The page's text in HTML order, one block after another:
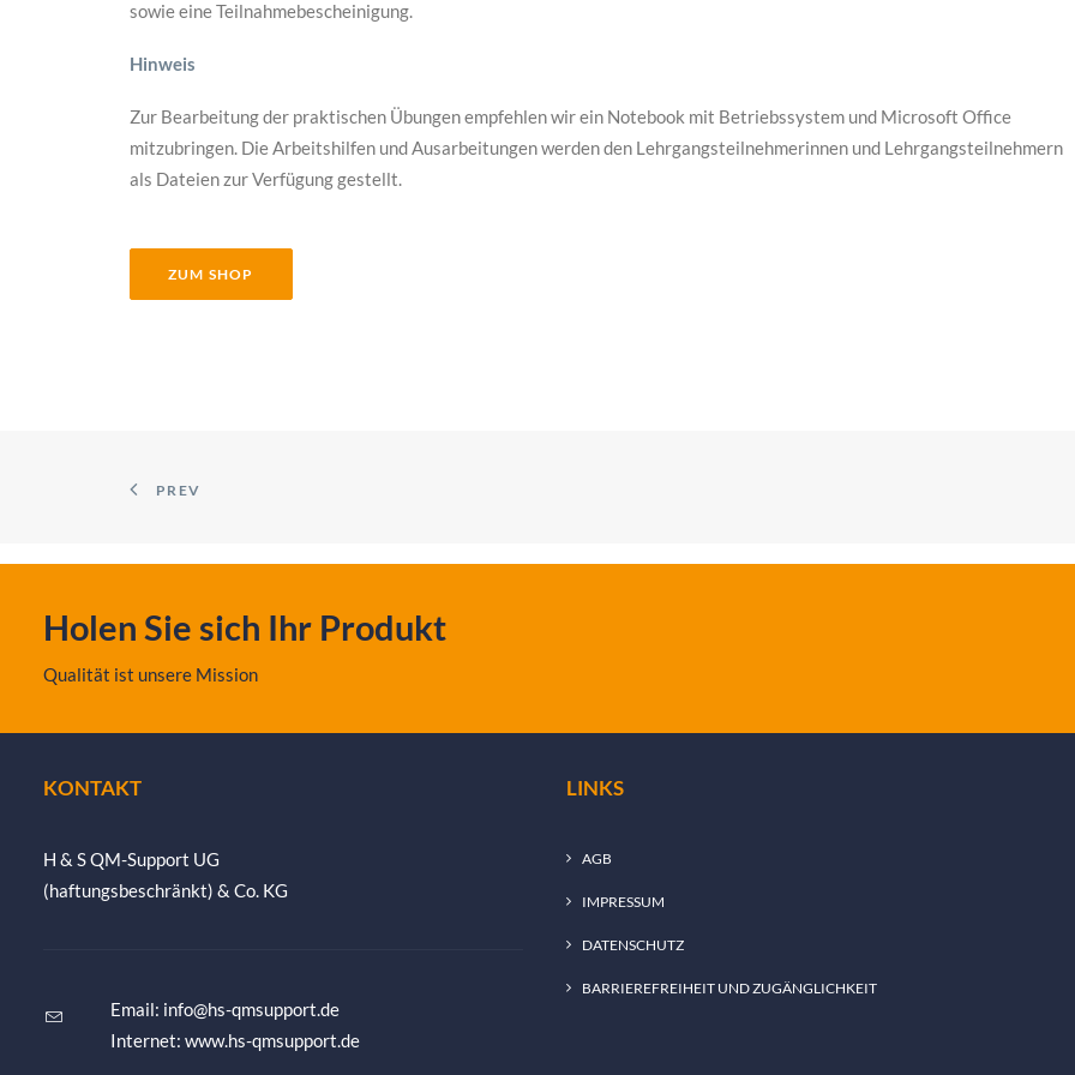
sowie eine Teilnahmebescheinigung.
Hinweis
Zur Bearbeitung der praktischen Übungen empfehlen wir ein Notebook mit Betriebssystem und Microsoft Office
mitzubringen. Die Arbeitshilfen und Ausarbeitungen werden den Lehrgangsteilnehmerinnen und Lehrgangsteilnehmern
als Dateien zur Verfügung gestellt.
ZUM SHOP
PREV
Holen Sie sich Ihr Produkt
Qualität ist unsere Mission
KONTAKT
H & S QM-Support UG
(haftungsbeschränkt) & Co. KG
Email: info@hs-qmsupport.de
Internet: www.hs-qmsupport.de
LINKS
AGB
IMPRESSUM
DATENSCHUTZ
BARRIEREFREIHEIT UND ZUGÄNGLICHKEIT